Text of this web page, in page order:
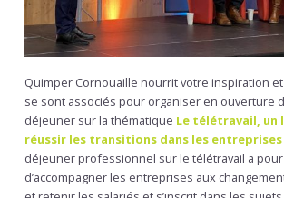
Quimper Cornouaille nourrit votre inspiration
se sont associés pour organiser en ouverture
déjeuner sur la thématique Le télétravail, un
réussir les transitions dans les entreprises
déjeuner professionnel sur le télétravail a
d’accompagner les entreprises aux